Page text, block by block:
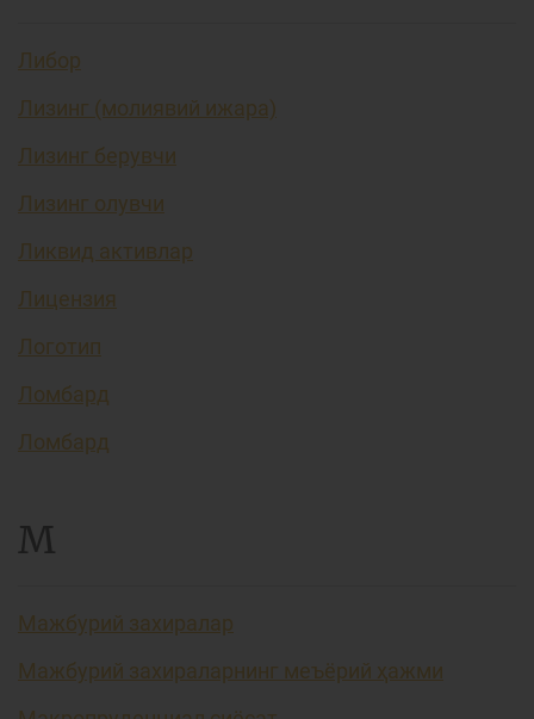
Либор
Лизинг (молиявий ижара)
Лизинг берувчи
Лизинг олувчи
Ликвид активлар
Лицензия
Логотип
Ломбард
Ломбард
М
Мажбурий захиралар
Мажбурий захираларнинг меъёрий ҳажми